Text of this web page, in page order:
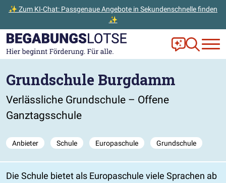
✨ Zum KI-Chat: Passgenaue Angebote in Sekundenschnelle finden
✨
Zum Hauptinhalt der Seite springen
Zur Startseite gehen Frag Ella!
Zur
Grundschule Burgdamm
Verlässliche Grundschule – Offene
Ganztagsschule
Anbieter Schule Europaschule Grundschule
Die Schule bietet als Europaschule viele Sprachen ab